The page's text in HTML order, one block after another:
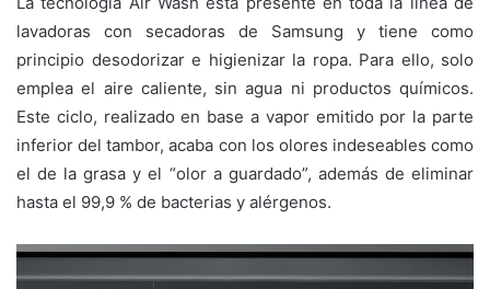
lavadoras con secadoras de Samsung y tiene como
principio desodorizar e higienizar la ropa. Para ello, solo
emplea el aire caliente, sin agua ni productos químicos.
Este ciclo, realizado en base a vapor emitido por la parte
inferior del tambor, acaba con los olores indeseables como
el de la grasa y el “olor a guardado”, además de eliminar
hasta el 99,9 % de bacterias y alérgenos.